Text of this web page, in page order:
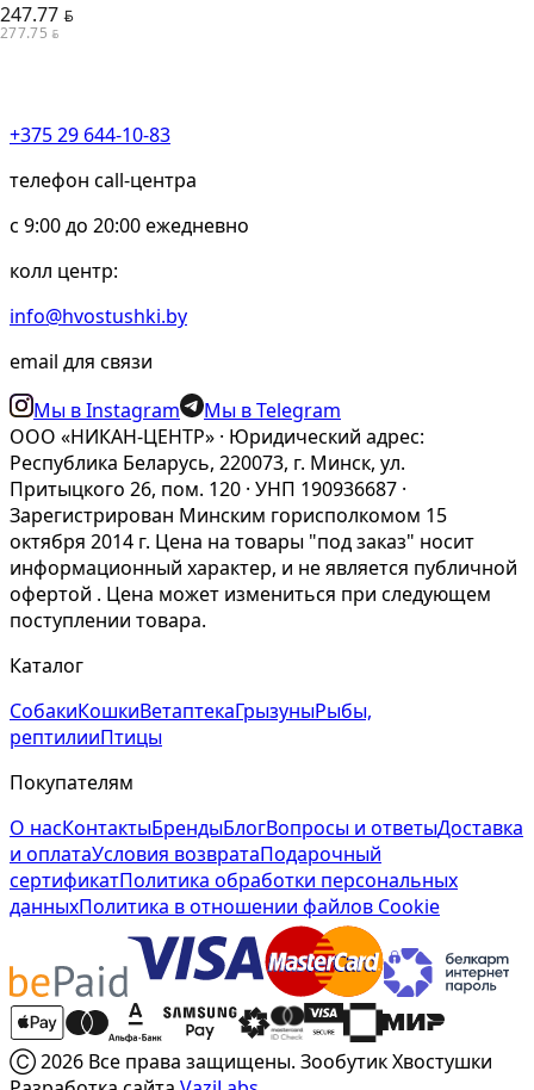
247.77 BYN
277.75 BYN
+375 29 644-10-83
телефон call-центра
c 9:00 до 20:00 ежедневно
колл центр:
info@hvostushki.by
email для связи
Мы в Instagram
Мы в Telegram
ООО «НИКАН-ЦЕНТР» · Юридический адрес:
Республика Беларусь, 220073, г. Минск, ул.
Притыцкого 26, пом. 120 · УНП 190936687 ·
Зарегистрирован Минским горисполкомом 15
октября 2014 г. Цена на товары "под заказ" носит
информационный характер, и не является публичной
офертой . Цена может измениться при следующем
поступлении товара.
Каталог
СобакиКошкиВетаптекаГрызуныРыбы,
рептилииПтицы
Покупателям
О насКонтактыБрендыБлогВопросы и ответыДоставка
и оплатаУсловия возвратаПодарочный
сертификатПолитика обработки персональных
данныхПолитика в отношении файлов Cookie
Ⓒ 2026 Все права защищены. Зообутик Хвостушки